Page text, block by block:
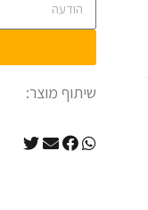
שיתוף מוצר: